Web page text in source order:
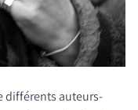
différents auteurs-